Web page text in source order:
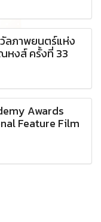
ลภาพยนตร์แห่ง
หงส์ ครั้งที่ 33
Awards
Feature Film